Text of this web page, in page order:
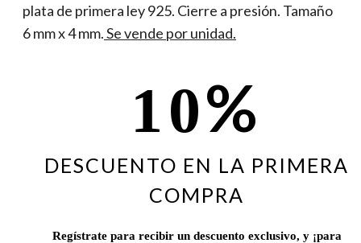
plata de primera ley 925. Cierre a presión. Tamaño
6 mm x 4 mm.Se vende por unidad.
10%
DESCUENTO EN LA PRIMERA
COMPRA
Regístrate para recibir un descuento exclusivo, y ¡para